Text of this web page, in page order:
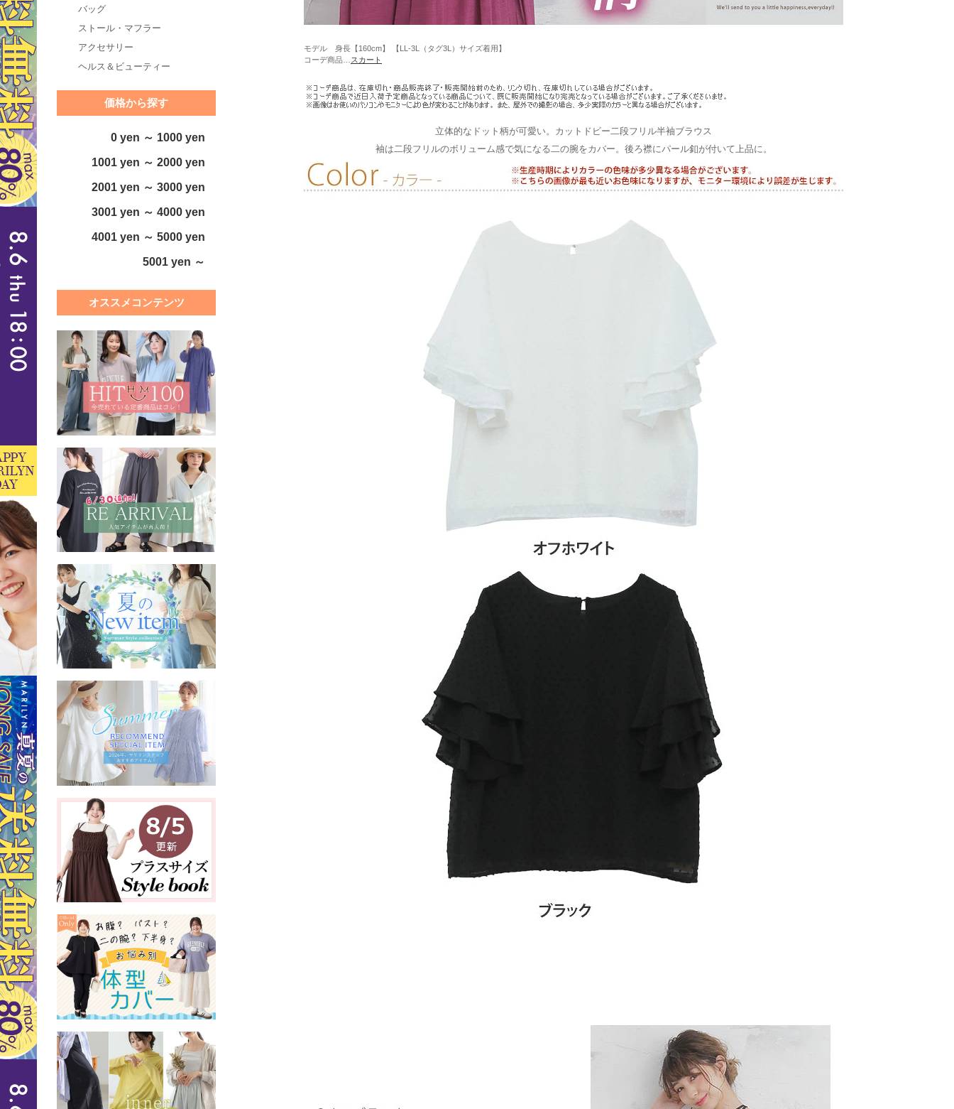
バッグ
ストール・マフラー
アクセサリー
ヘルス＆ビューティー
価格から探す
0 yen ～ 1000 yen
1001 yen ～ 2000 yen
2001 yen ～ 3000 yen
3001 yen ～ 4000 yen
4001 yen ～ 5000 yen
5001 yen ～
オススメコンテンツ
モデル 身長【160cm】 【LL-3L（タグ3L）サイズ着用】
コーデ商品… スカート
立体的なドット柄が可愛い。カットドビー二段フリル半袖ブラウス
袖は二段フリルのボリューム感で気になる二の腕をカバー。後ろ襟にパール釦が付いて上品に。